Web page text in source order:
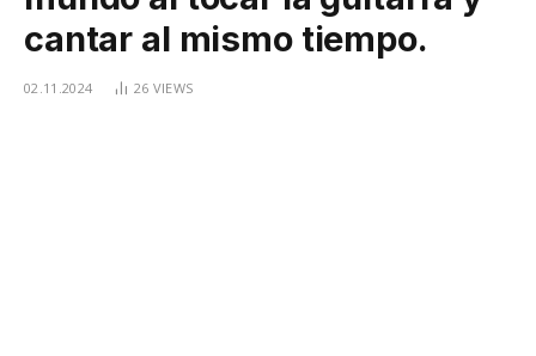
cantar al mismo tiempo.
02.11.2024 26 VIEWS